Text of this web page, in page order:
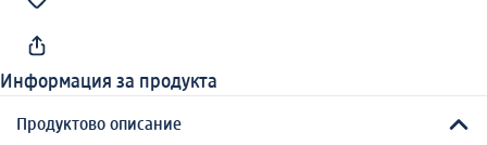
Информация за продукта
Продуктово описание